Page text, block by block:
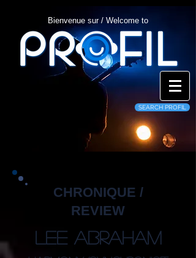
Bienvenue sur / Welcome to
SEARCH PROFIL
CHRONIQUE /
REVIEW
Lee Abraham